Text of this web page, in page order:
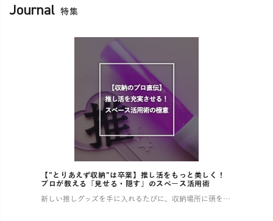
Journal 特集
【”とりあえず収納”は卒業】推し活をもっと美しく！
プロが教える「見せる・隠す」のスペース活用術
新しい推しグッズを手に入れるたびに、収納場所に頭を悩ませていませんか？ 増え続けるコレクションで部屋が散らかり、せっかくの推し活もなんだか落ち着かない…そんな経験、きっと多くの「推し」を持つ方がされているはずです。 この […]